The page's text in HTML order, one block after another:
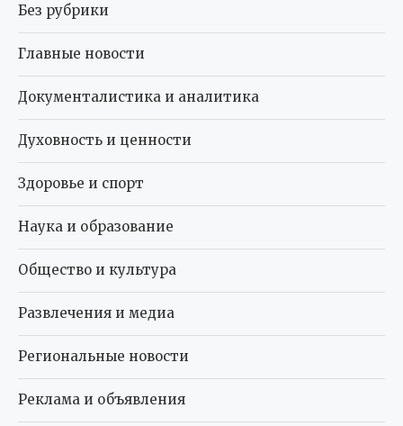
Без рубрики
Главные новости
Документалистика и аналитика
Духовность и ценности
Здоровье и спорт
Наука и образование
Общество и культура
Развлечения и медиа
Региональные новости
Реклама и объявления